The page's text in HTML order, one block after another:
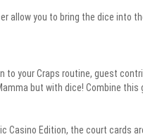
allow you to bring the dice into
your Craps routine, guest
but with dice! Combine
Casino Edition, the court